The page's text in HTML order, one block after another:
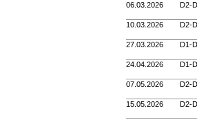
06.03.2026 D2-
10.03.2026 D2-
27.03.2026 D1-
24.04.2026 D1-
07.05.2026 D2-
15.05.2026 D2-